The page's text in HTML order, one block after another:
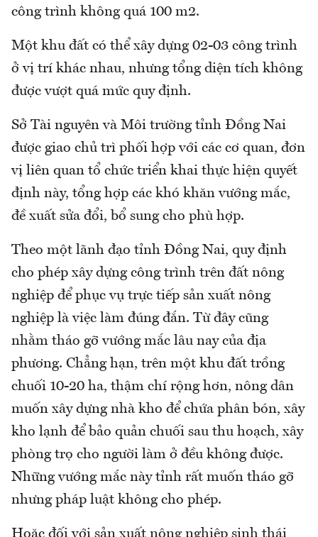
công trình không quá 100 m2.
Một khu đất có thể xây dựng 02-03 công trình
ở vị trí khác nhau, nhưng tổng diện tích không
được vượt quá mức quy định.
Sở Tài nguyên và Môi trường tỉnh Đồng Nai
được giao chủ trì phối hợp với các cơ quan, đơn
vị liên quan tổ chức triển khai thực hiện quyết
định này, tổng hợp các khó khăn vướng mắc,
đề xuất sửa đổi, bổ sung cho phù hợp.
Theo một lãnh đạo tỉnh Đồng Nai, quy định
cho phép xây dựng công trình trên đất nông
nghiệp để phục vụ trực tiếp sản xuất nông
nghiệp là việc làm đúng đắn. Từ đây cũng
nhằm tháo gỡ vướng mắc lâu nay của địa
phương. Chẳng hạn, trên một khu đất trồng
chuối 10-20 ha, thậm chí rộng hơn, nông dân
muốn xây dựng nhà kho để chứa phân bón, xây
kho lạnh để bảo quản chuối sau thu hoạch, xây
phòng trọ cho người làm ở đều không được.
Những vướng mắc này tỉnh rất muốn tháo gỡ
nhưng pháp luật không cho phép.